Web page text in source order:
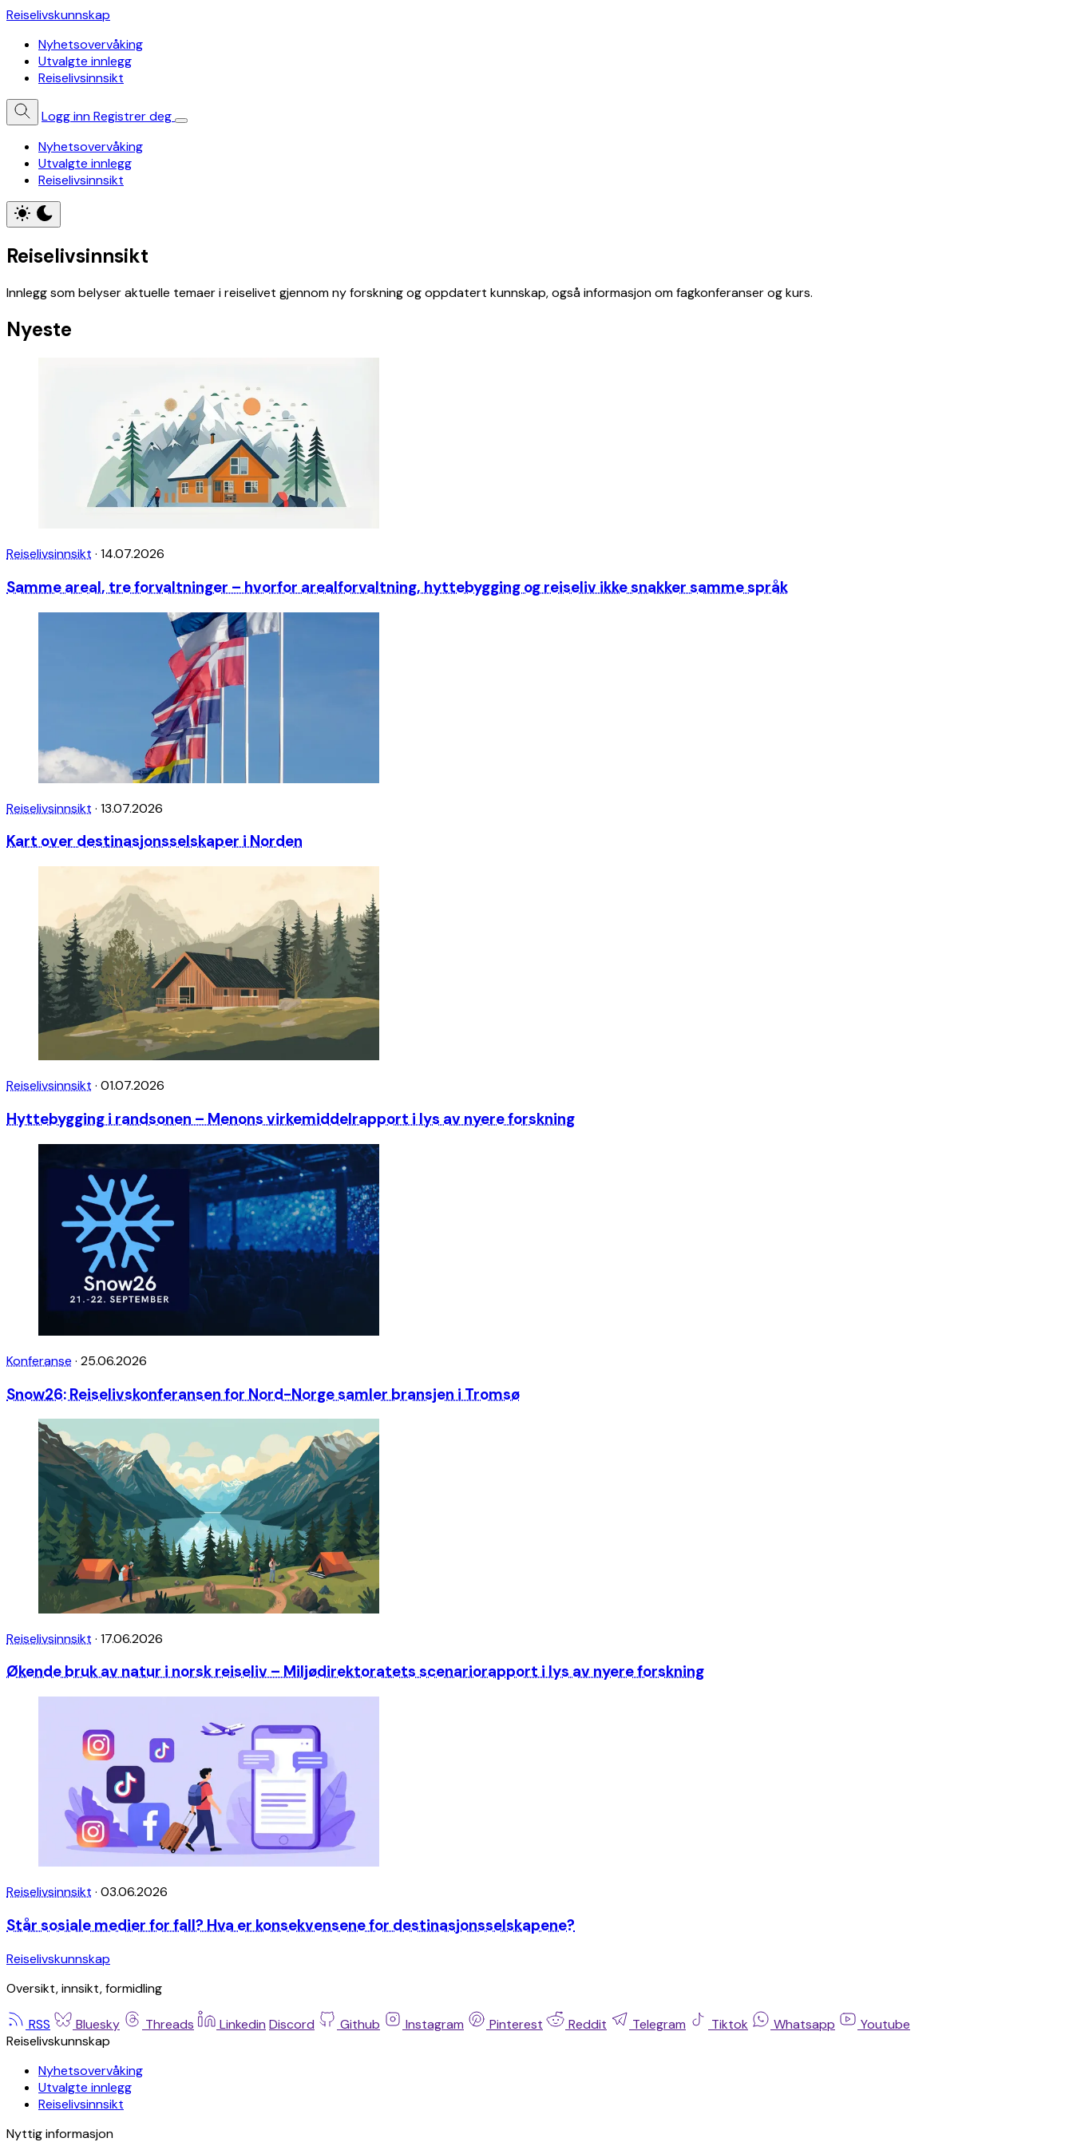
Reiselivskunnskap
Nyhetsovervåking
Utvalgte innlegg
Reiselivsinnsikt
Logg innRegistrer deg
Nyhetsovervåking
Utvalgte innlegg
Reiselivsinnsikt
Reiselivsinnsikt
Innlegg som belyser aktuelle temaer i reiselivet gjennom ny forskning og oppdatert kunnskap, også informasjon om fagkonferanser og kurs.
Nyeste
Reiselivsinnsikt · 14.07.2026
Samme areal, tre forvaltninger – hvorfor arealforvaltning, hyttebygging og reiseliv ikke snakker samme språk
Reiselivsinnsikt · 13.07.2026
Kart over destinasjonsselskaper i Norden
Reiselivsinnsikt · 01.07.2026
Hyttebygging i randsonen – Menons virkemiddelrapport i lys av nyere forskning
Konferanse · 25.06.2026
Snow26: Reiselivskonferansen for Nord-Norge samler bransjen i Tromsø
Reiselivsinnsikt · 17.06.2026
Økende bruk av natur i norsk reiseliv – Miljødirektoratets scenariorapport i lys av nyere forskning
Reiselivsinnsikt · 03.06.2026
Står sosiale medier for fall? Hva er konsekvensene for destinasjonsselskapene?
Reiselivskunnskap
Oversikt, innsikt, formidling
RSS Bluesky Threads Linkedin Discord Github Instagram Pinterest Reddit Telegram Tiktok Whatsapp
Youtube
Reiselivskunnskap
Nyhetsovervåking
Utvalgte innlegg
Reiselivsinnsikt
Nyttig informasjon